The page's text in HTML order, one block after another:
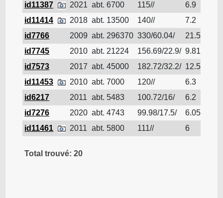
id11387
2021 abt. 6700 115// 6.9
id11414
2018 abt. 13500 140// 7.2
id7766
2009 abt. 296370 330/60.04/ 21.5
id7745
2010 abt. 21224 156.69/22.9/ 9.815
id7573
2017 abt. 45000 182.72/32.2/ 12.5
id11453
2010 abt. 7000 120// 6.3
id6217
2011 abt. 5483 100.72/16/ 6.2
id7276
2020 abt. 4743 99.98/17.5/ 6.05
id11461
2011 abt. 5800 111// 6
Total trouvé: 20